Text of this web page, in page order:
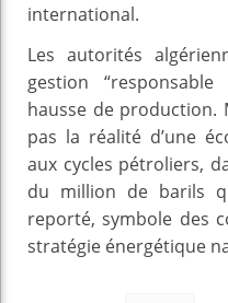
international.
Les autorités
gestion
hausse de production.
pas la réalité d’une
aux cycles pétroliers,
du million de barils
reporté, symbole des
stratégie énergétique